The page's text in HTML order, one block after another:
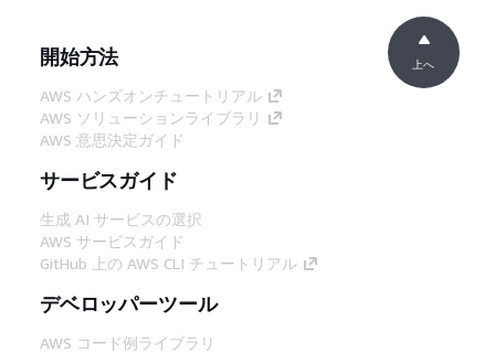
開始方法
AWS ハンズオンチュートリアル
AWS ソリューションライブラリ
AWS 意思決定ガイド
サービスガイド
生成 AI サービスの選択
AWS サービスガイド
GitHub 上の AWS CLI チュートリアル
デベロッパーツール
AWS コード例ライブラリ
上へ